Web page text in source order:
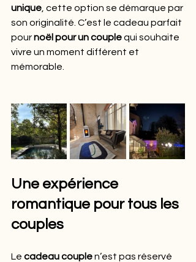
unique , cette option se démarque par
son originalité. C’est le cadeau parfait
pour noël pour un couple qui souhaite
vivre un moment différent et
mémorable.
Une expérience
romantique pour tous les
couples
Le cadeau couple n’est pas réservé